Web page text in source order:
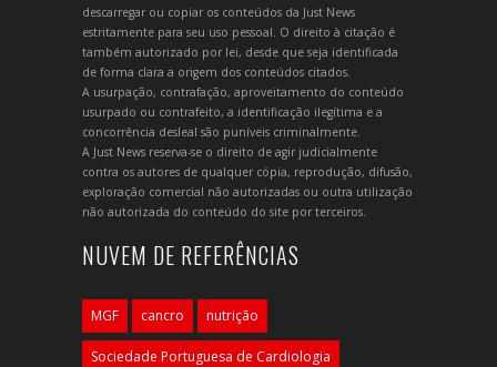
descarregar ou copiar os conteúdos da Just News
estritamente para seu uso pessoal. O direito à citação é
também autorizado por lei, desde que seja identificada
de forma clara a origem dos conteúdos citados.
A usurpação, contrafação, aproveitamento do conteúdo
usurpado ou contrafeito, a identificação ilegítima e a
concorrência desleal são puníveis criminalmente.
A Just News reserva-se o direito de agir judicialmente
contra os autores de qualquer cópia, reprodução, difusão,
exploração comercial não autorizadas ou outra utilização
não autorizada do conteúdo do site por terceiros.
NUVEM DE REFERÊNCIAS
MGF cancro nutrição
Sociedade Portuguesa de Cardiologia